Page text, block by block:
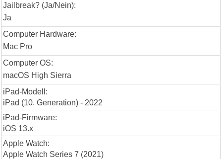
Jailbreak? (Ja/Nein):
Ja
Computer Hardware:
Mac Pro
Computer OS:
macOS High Sierra
iPad-Modell:
iPad (10. Generation) - 2022
iPad-Firmware:
iOS 13.x
Apple Watch:
Apple Watch Series 7 (2021)